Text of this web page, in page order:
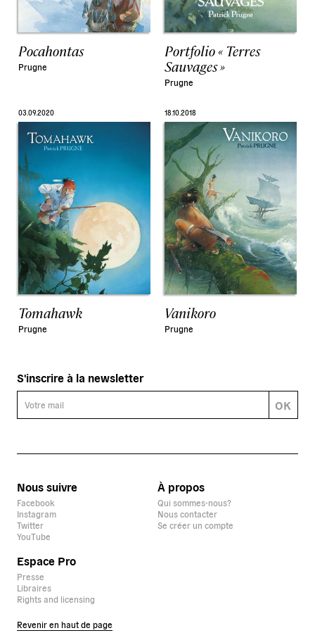
Pocahontas
Prugne
Portfolio « Terres
Sauvages »
Prugne
03.09.2020
Tomahawk
Prugne
18.10.2018
Vanikoro
Prugne
Nous suivre
Facebook
Instagram
Twitter
YouTube
À propos
Qui sommes-nous?
Nous contacter
Se créer un compte
Espace Pro
Presse
Libraires
Rights and licensing
Revenir en haut de page
S'inscrire à la newsletter
OK